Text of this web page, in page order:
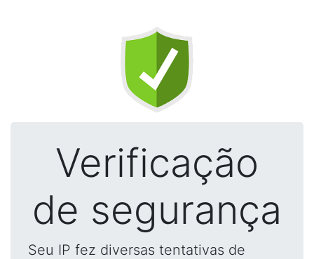
Verificação
de segurança
Seu IP fez diversas tentativas de